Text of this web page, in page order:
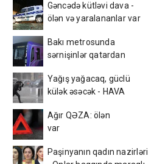
Gəncədə kütləvi dava -
ölən və yaralananlar var
Bakı metrosunda
sərnişinlər qatardan
VİDEO
Yağış yağacaq, güclü
külək əsəcək - HAVA
Ağır QƏZA: ölən
var
Paşinyanın qadın nazirləri